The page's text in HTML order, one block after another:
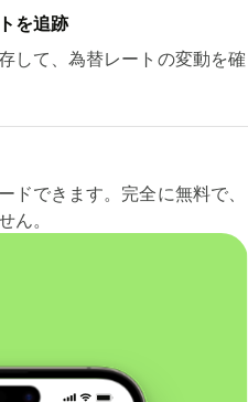
を追跡
して、為替レートの変動を確
ドできます。完全に無料で、
ん。